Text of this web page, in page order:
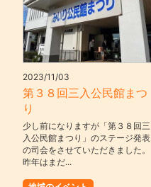
2023/11/03
第３８回三入公民館まつ
り
少し前になりますが「第３８回三
入公民館まつり」のステージ発表
の司会をさせていただきました。
昨年はまだ...